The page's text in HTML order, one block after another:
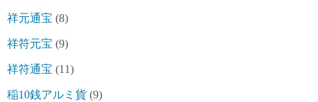
祥元通宝 (8)
祥符元宝 (9)
祥符通宝 (11)
稲10銭アルミ貨 (9)